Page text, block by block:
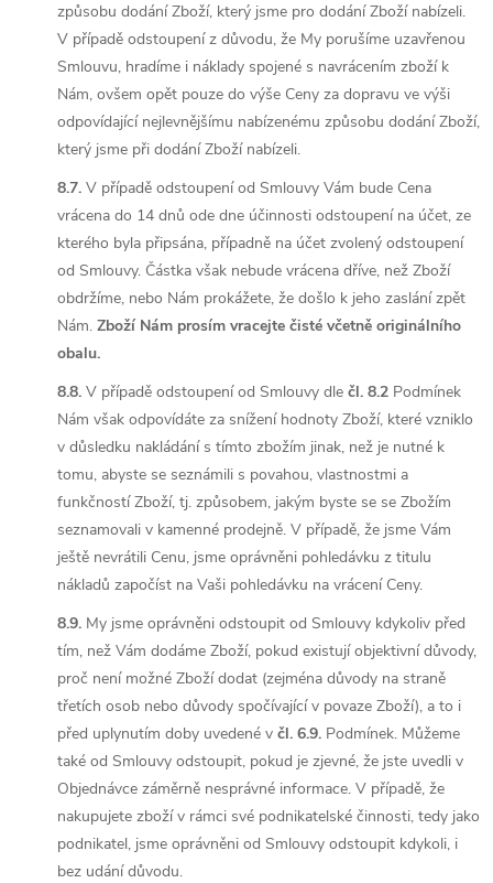
způsobu dodání Zboží, který jsme pro dodání Zboží nabízeli.
V případě odstoupení z důvodu, že My porušíme uzavřenou
Smlouvu, hradíme i náklady spojené s navrácením zboží k
Nám, ovšem opět pouze do výše Ceny za dopravu ve výši
odpovídající nejlevnějšímu nabízenému způsobu dodání Zboží,
který jsme při dodání Zboží nabízeli.
8.7. V případě odstoupení od Smlouvy Vám bude Cena
vrácena do 14 dnů ode dne účinnosti odstoupení na účet, ze
kterého byla připsána, případně na účet zvolený odstoupení
od Smlouvy. Částka však nebude vrácena dříve, než Zboží
obdržíme, nebo Nám prokážete, že došlo k jeho zaslání zpět
Nám. Zboží Nám prosím vracejte čisté včetně originálního
obalu.
8.8. V případě odstoupení od Smlouvy dle čl. 8.2 Podmínek
Nám však odpovídáte za snížení hodnoty Zboží, které vzniklo
v důsledku nakládání s tímto zbožím jinak, než je nutné k
tomu, abyste se seznámili s povahou, vlastnostmi a
funkčností Zboží, tj. způsobem, jakým byste se se Zbožím
seznamovali v kamenné prodejně. V případě, že jsme Vám
ještě nevrátili Cenu, jsme oprávněni pohledávku z titulu
nákladů započíst na Vaši pohledávku na vrácení Ceny.
8.9. My jsme oprávněni odstoupit od Smlouvy kdykoliv před
tím, než Vám dodáme Zboží, pokud existují objektivní důvody,
proč není možné Zboží dodat (zejména důvody na straně
třetích osob nebo důvody spočívající v povaze Zboží), a to i
před uplynutím doby uvedené v čl. 6.9. Podmínek. Můžeme
také od Smlouvy odstoupit, pokud je zjevné, že jste uvedli v
Objednávce záměrně nesprávné informace. V případě, že
nakupujete zboží v rámci své podnikatelské činnosti, tedy jako
podnikatel, jsme oprávněni od Smlouvy odstoupit kdykoli, i
bez udání důvodu.